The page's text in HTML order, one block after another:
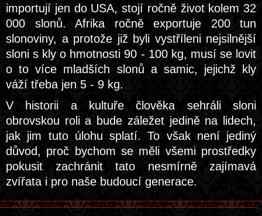
importují jen do USA, stojí ročně život kolem 32
000 slonů. Afrika ročně exportuje 200 tun
slonoviny, a protože již byli vystříleni nejsilnější
sloni s kly o hmotnosti 90 - 100 kg, musí se lovit
o to více mladších slonů a samic, jejichž kly
váží třeba jen 5 - 9 kg.
V historii a kultuře člověka sehráli sloni
obrovskou roli a bude záležet jedině na lidech,
jak jim tuto úlohu splatí. To však není jediný
důvod, proč bychom se měli všemi prostředky
pokusit zachránit tato nesmírně zajímavá
zvířata i pro naše budoucí generace.